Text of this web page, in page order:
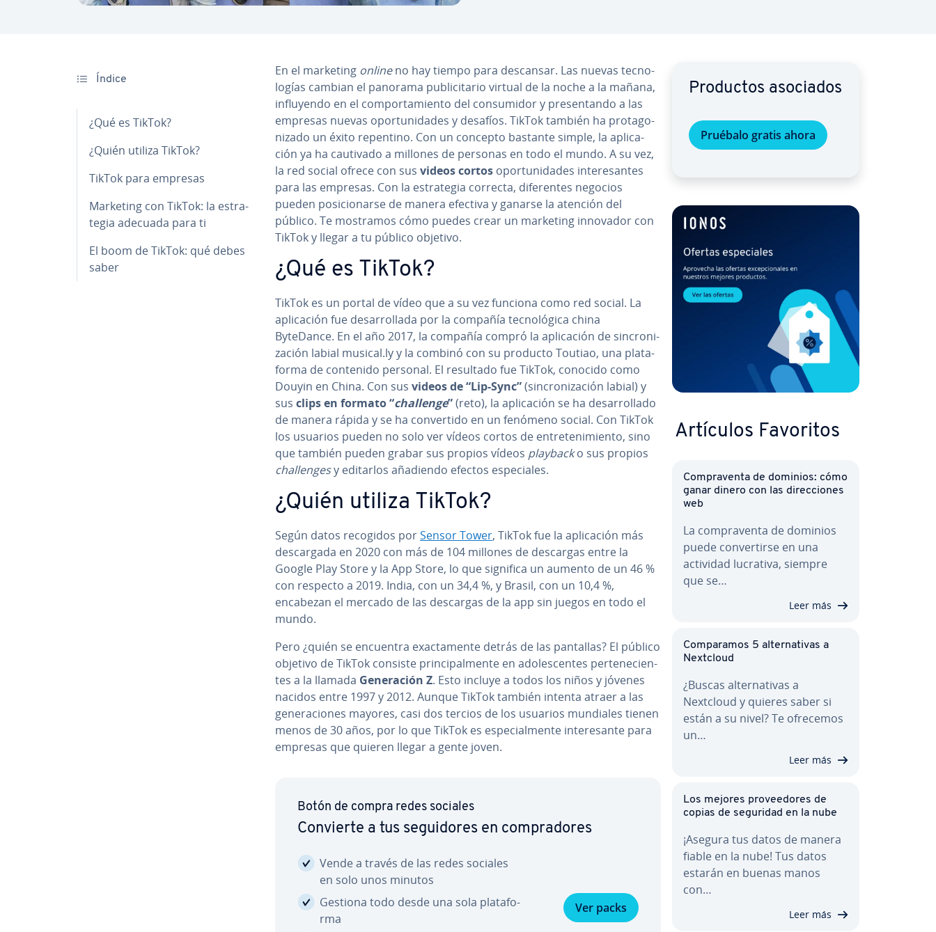
Índice
¿Qué es TikTok?
¿Quién utiliza TikTok?
TikTok para empresas
Marketing con TikTok: la es­tra­
te­gia adecuada para ti
El boom de TikTok: qué debes
saber
En el marketing onlineno hay tiempo para descansar. Las nuevas te­c­no­
lo­gías cambian el panorama pu­bli­ci­ta­rio virtual de la noche a la mañana,
in­flu­ye­n­do en el co­m­po­r­ta­mie­n­to del co­n­su­mi­dor y pre­se­n­ta­n­do a las
empresas nuevas opo­r­tu­ni­da­des y desafíos. TikTok también ha pro­ta­go­
ni­za­do un éxito repentino. Con un concepto bastante simple, la apli­ca­
ción ya ha cautivado a millones de personas en todo el mundo. A su vez,
la red social ofrece con sus videos cortos opo­r­tu­ni­da­des in­te­re­sa­n­tes
para las empresas. Con la es­tra­te­gia correcta, di­fe­re­n­tes negocios
pueden po­si­cio­nar­se de manera efectiva y ganarse la atención del
público. Te mostramos cómo puedes crear un marketing innovador con
TikTok y llegar a tu público objetivo.
¿Qué es TikTok?
TikTok es un portal de vídeo que a su vez funciona como red social. La
apli­ca­ción fue de­sa­rro­lla­da por la compañía te­c­no­ló­gi­ca china
ByteDance. En el año 2017, la compañía compró la apli­ca­ción de si­n­cro­ni­
za­ción labial musical.ly y la combinó con su producto Toutiao, una pla­ta­
fo­r­ma de contenido personal. El resultado fue TikTok, conocido como
Douyin en China. Con sus videos de “Lip-Sync”(si­n­cro­ni­za­ción labial) y
sus clips en formato “challenge”(reto), la apli­ca­ción se ha de­sa­rro­lla­do
de manera rápida y se ha co­n­ve­r­ti­do en un fenómeno social. Con TikTok
los usuarios pueden no solo ver vídeos cortos de en­tre­te­ni­mie­n­to, sino
que también pueden grabar sus propios vídeos playbacko sus propios
cha­lle­n­gesy editarlos añadiendo efectos es­pe­cia­les.
¿Quién utiliza TikTok?
Según datos recogidos porSensor Tower, TikTok fue la apli­ca­ción más
de­s­ca­r­ga­da en 2020 con más de 104 millones de descargas entre la
Google Play Store y la App Store, lo que significa un aumento de un 46 %
con respecto a 2019. India, con un 34,4 %, y Brasil, con un 10,4 %,
encabezan el mercado de las descargas de la app sin juegos en todo el
mundo.
Pero ¿quién se encuentra exac­ta­me­n­te detrás de las pantallas? El público
objetivo de TikTok consiste pri­n­ci­pa­l­me­n­te en ado­le­s­ce­n­tes pe­r­te­ne­cie­n­
tes a la llamada Ge­ne­ra­ción Z. Esto incluye a todos los niños y jóvenes
nacidos entre 1997 y 2012. Aunque TikTok también intenta atraer a las
ge­ne­ra­cio­nes mayores, casi dos tercios de los usuarios mundiales tienen
menos de 30 años, por lo que TikTok es es­pe­cia­l­me­n­te in­te­re­sa­n­te para
empresas que quieren llegar a gente joven.
Botón de compra redes sociales
Convierte a tus se­gui­do­res en co­m­pra­do­res
Vende a través de las redes sociales
en solo unos minutos
Gestiona todo desde una sola pla­ta­fo­
r­ma
Ver packs
Productos asociados
Pruébalo gratis ahora
Artículos Favoritos
Co­m­pra­ve­n­ta de dominios: cómo
ganar dinero con las di­re­c­cio­nes
web
La co­m­pra­ve­n­ta de dominios
puede co­n­ve­r­ti­r­se en una
actividad lucrativa, siempre
que se…
Leer más
Co­m­pa­ra­mos 5 al­te­r­na­ti­vas a
Nextcloud
¿Buscas al­te­r­na­ti­vas a
Nextcloud y quieres saber si
están a su nivel? Te ofrecemos
un…
Leer más
Los mejores pro­vee­do­res de
copias de seguridad en la nube
¡Asegura tus datos de manera
fiable en la nube! Tus datos
estarán en buenas manos
con…
Leer más